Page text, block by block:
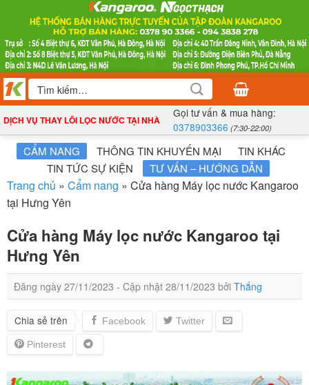
nội
dung
Tìm
kiếm:
DỊCH VỤ THAY LÕI LỌC NƯỚC TẠI NHÀ
Gọi tư vấn & mua hàng:
0378903366 (7:30-22:00)
CẨM NANG THÔNG TIN KHUYẾN MẠI
TIN KHÁC
TIN TỨC SỰ KIỆN
TƯ VẤN – HƯỚNG DẪN
Trang chủ » Cẩm nang » Cửa hàng Máy lọc nước Kangaroo
tại Hưng Yên
Cửa hàng Máy lọc nước Kangaroo tại
Hưng Yên
Đăng ngày 27/11/2023 - Cập nhật 28/11/2023 bởi Thắng
Chia sẻ trên